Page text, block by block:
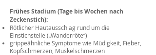
Frühes Stadium (Tage bis Wochen nach
Zeckenstich):
Rötlicher Hautausschlag rund um die
Einstichstelle („Wanderröte“)
grippeähnliche Symptome wie Müdigkeit, Fieber,
Kopfschmerzen, Muskelschmerzen